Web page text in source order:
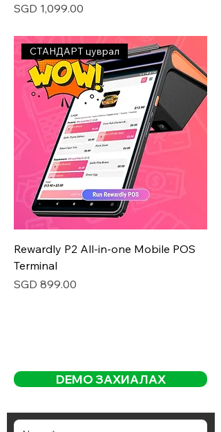
Price
SGD 1,099.00
СТАНДАРТ цуврал
Rewardly P2 All-in-one Mobile POS
Terminal
Price
SGD 899.00
DEMO ЗАХИАЛАХ